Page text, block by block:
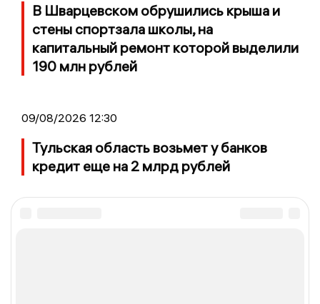
В Шварцевском обрушились крыша и
стены спортзала школы, на
капитальный ремонт которой выделили
190 млн рублей
09/08/2026 12:30
Тульская область возьмет у банков
кредит еще на 2 млрд рублей